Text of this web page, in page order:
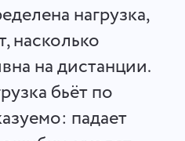
нагрузка,
насколько
на дистанции.
бьёт по
падает
над ними с коллегами и